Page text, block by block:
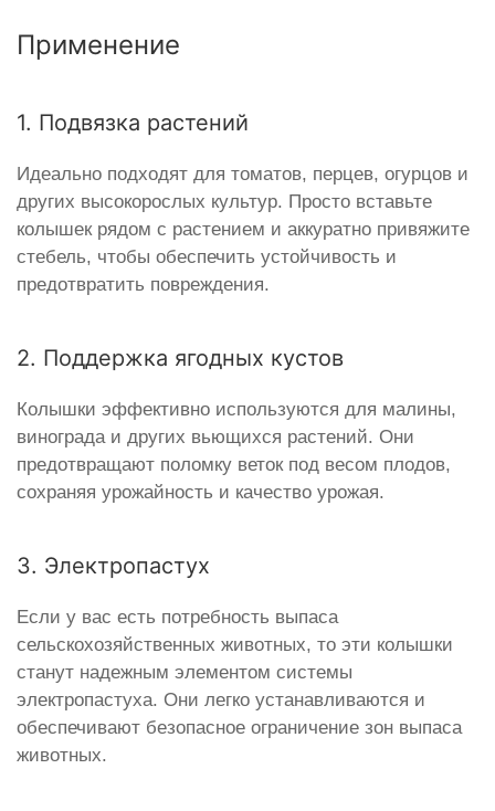
Применение
1. Подвязка растений
Идеально подходят для томатов, перцев, огурцов и
других высокорослых культур. Просто вставьте
колышек рядом с растением и аккуратно привяжите
стебель, чтобы обеспечить устойчивость и
предотвратить повреждения.
2. Поддержка ягодных кустов
Колышки эффективно используются для малины,
винограда и других вьющихся растений. Они
предотвращают поломку веток под весом плодов,
сохраняя урожайность и качество урожая.
3. Электропастух
Если у вас есть потребность выпаса
сельскохозяйственных животных, то эти колышки
станут надежным элементом системы
электропастуха. Они легко устанавливаются и
обеспечивают безопасное ограничение зон выпаса
животных.